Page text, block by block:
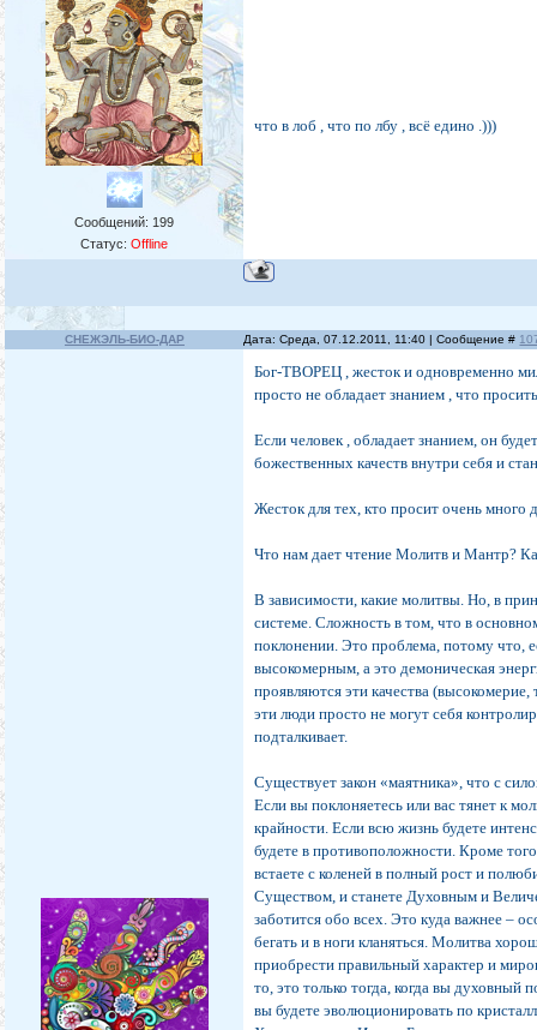
Сообщений: 199
Статус:Offline
что в лоб , что по лбу , всё едино .)))
СНЕЖЭЛЬ-БИО-ДАР Дата: Среда, 07.12.2011, 11:40 | Сообщение #
Бог-ТВОРЕЦ , жесток и одновременно
просто не обладает знанием , что
Если человек , обладает знанием, он
божественных качеств внутри себя и
Жесток для тех, кто просит очень много
Что нам дает чтение Молитв и Мантр?
В зависимости, какие молитвы. Но, в
системе. Сложность в том, что в
поклонении. Это проблема, потому что,
высокомерным, а это демоническая
проявляются эти качества
эти люди просто не могут себя
подталкивает.
Существует закон «маятника», что с
Если вы поклоняетесь или вас тянет к
крайности. Если всю жизнь будете
будете в противоположности. Кроме
встаете с коленей в полный рост и
Существом, и станете Духовным и
заботится обо всех. Это куда важнее –
бегать и в ноги кланяться. Молитва
приобрести правильный характер и
то, это только тогда, когда вы духовный
вы будете эволюционировать по